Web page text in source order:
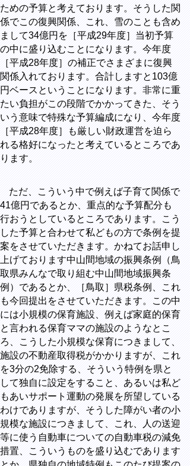
ための予算と考えております。そうした関
係でこの復興関係、これ、雪のことも含め
まして34億円を［平成29年度］当初予算
の中に盛り込むことになります。今年度
［平成28年度］の補正でさまざまに復興
関係入れております。合計しますと103億
円ベースということになります。非常に重
たい負担がこの段階でかかってきた、そう
いう意味で特殊な予算編成になり、今年度
［平成28年度］も厳しい財政運営を迫ら
れる格好になったと考えているところであ
ります。
ただ、こういう中で例えば子育て関係で
41億円であるとか、重点的な予算配分も
行おうとしているところであります。こう
した予算と合わせて私どもの方で条例を提
案をさせていただきます。かねてお話申し
上げております中山間地域の振興条例（鳥
取県みんなで取り組む中山間地域振興条
例）であるとか、［鳥取］県税条例、これ
も今回提出をさせていただきます。この中
には小規模の保育施設、例えば家庭的保育
と言われる保育ママの施設のようなとこ
ろ、こうした小規模な保育につきまして、
施設の不動産取得税がかかりますが、これ
を3分の2免除する、そういう特例を県と
して独自に設定をすること、あるいは私ど
もあいサポート運動の発展を所望している
わけでありますが、そうした障がい者の小
規模な施設につきまして、これ、人の送迎
等に使う自動車についての自動車税の減免
措置、こういうものを盛り込むであります